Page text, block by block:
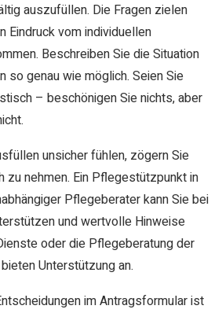
auszufüllen. Die Fragen zielen
Eindruck vom individuellen
Beschreiben Sie die Situation
genau wie möglich. Seien Sie
– beschönigen Sie nichts, aber
unsicher fühlen, zögern Sie
zu nehmen. Ein Pflegestützpunkt in
Pflegeberater kann Sie bei
und wertvolle Hinweise
oder die Pflegeberatung der
Unterstützung an.
im Antragsformular ist